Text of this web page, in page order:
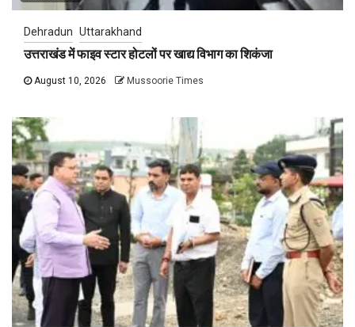
Dehradun Uttarakhand
उत्तराखंड में फाइव स्टार होटलों पर खाद्य विभाग का शिकंजा
August 10, 2026 Mussoorie Times